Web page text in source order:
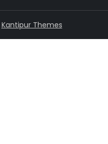
Kantipur Themes